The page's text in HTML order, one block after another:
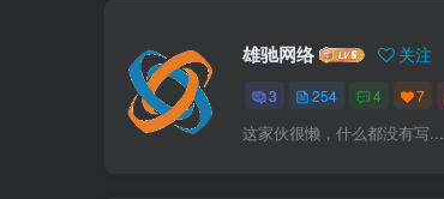
雄驰网络 关注
3 254 4 7
这家伙很懒，什么都没有写...